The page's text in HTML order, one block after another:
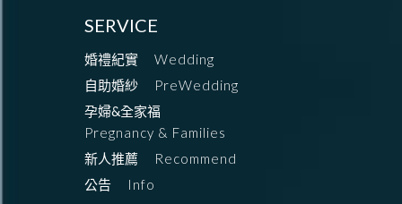
SERVICE
婚禮紀實
Wedding
自助婚紗
PreWedding
孕婦&全家福
Pregnancy & Families
新人推薦
Recommend
公告
Info